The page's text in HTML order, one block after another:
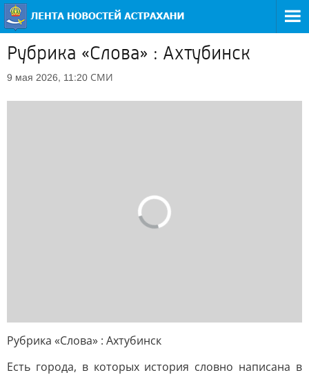
Рубрика «Слова» : Ахтубинск
9 мая 2026, 11:20 СМИ
Рубрика «Слова» : Ахтубинск
Есть города, в которых история словно написана в